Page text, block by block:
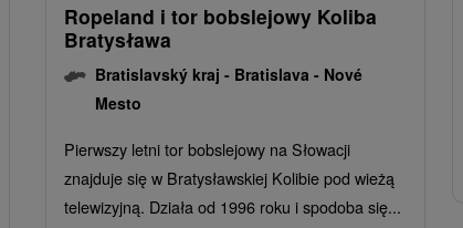
Ropeland i tor bobslejowy Koliba
Bratysława
Bratislavský kraj - Bratislava - Nové
Mesto
Pierwszy letni tor bobslejowy na Słowacji
znajduje się w Bratysławskiej Kolibie pod wieżą
telewizyjną. Działa od 1996 roku i spodoba się...